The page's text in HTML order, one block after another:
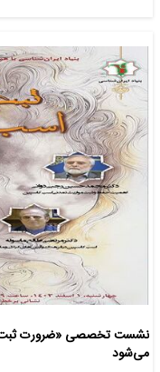
نشست تخصصی «ضرورت ثبت
می‌شود